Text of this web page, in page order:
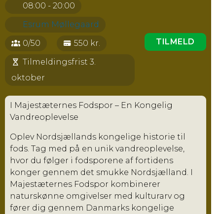
08:00 - 20:00
Esrum Møllegaard
0/50
550 kr.
Tilmeldingsfrist 3.
oktober
TILMELD
I Majestæternes Fodspor – En Kongelig
Vandreoplevelse
Oplev Nordsjællands kongelige historie til
fods. Tag med på en unik vandreoplevelse,
hvor du følger i fodsporene af fortidens
konger gennem det smukke Nordsjælland. I
Majestæternes Fodspor kombinerer
naturskønne omgivelser med kulturarv og
fører dig gennem Danmarks kongelige